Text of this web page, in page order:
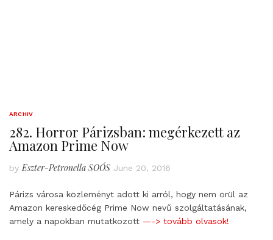
ARCHIV
282. Horror Párizsban: megérkezett az
Amazon Prime Now
by Eszter-Petronella SOÓS June 20, 2016
Párizs városa közleményt adott ki arról, hogy nem örül az
Amazon kereskedőcég Prime Now nevű szolgáltatásának,
amely a napokban mutatkozott —-> tovább olvasok!